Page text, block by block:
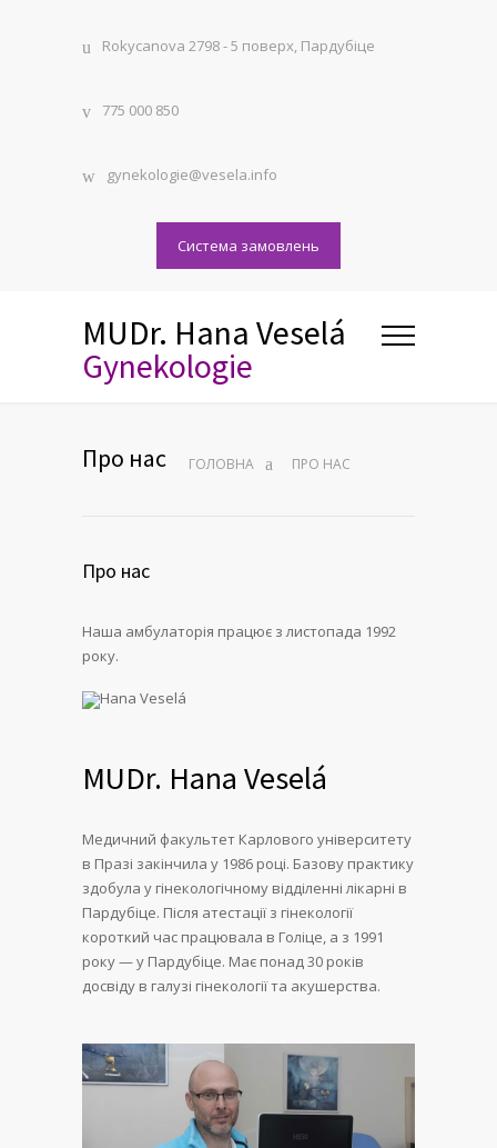
Rokycanova 2798 - 5 поверх, Пардубіце
775 000 850
gynekologie@vesela.info
Система замовлень
MUDr. Hana Veselá
Gynekologie
Про нас ГОЛОВНА ПРО НАС
Про нас
Наша амбулаторія працює з листопада 1992
року.
MUDr. Hana Veselá
Медичний факультет Карлового університету
в Празі закінчила у 1986 році. Базову практику
здобула у гінекологічному відділенні лікарні в
Пардубіце. Після атестації з гінекології
короткий час працювала в Голіце, а з 1991
року — у Пардубіце. Має понад 30 років
досвіду в галузі гінекології та акушерства.